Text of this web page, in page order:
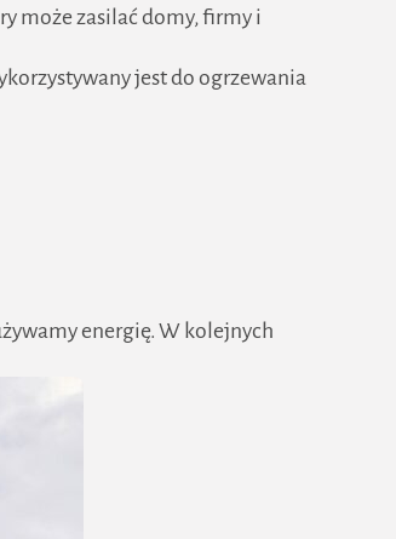
może zasilać domy, firmy i
jest do ogrzewania
energię. W kolejnych